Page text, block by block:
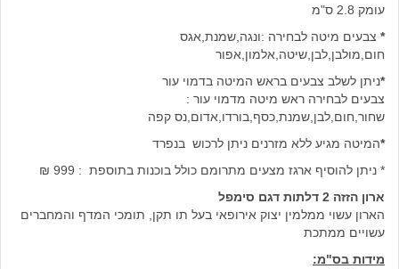
עומק 2.8 ס"מ
* צבעים מיטה לבחירה :ונגה,שמנת,אגס
חום,מולבן,לבן,שיטה,אלמון,אפור
*ניתן לשלב צבעים בראש המיטה בדמוי עור
צבעים לבחירה ראש מיטה מדמוי עור :
שחור,חום,לבן,שמנת,כסף,בורדו,אדום,נס קפה
*המיטה מגיע ללא מזרנים ניתן לרכוש בנפרד
* ניתן להוסיף ארגז מצעים מתרומם כולל בוכנות בתוספת : 999 ₪
ארון הזזה 2 דלתות ד
גם סימפל
הארון עשוי ממלמין יצוק אירופאי בעל תו תקן, תומכי המדף והמחברים
עשויים ממתכת
מידות בס"מ: